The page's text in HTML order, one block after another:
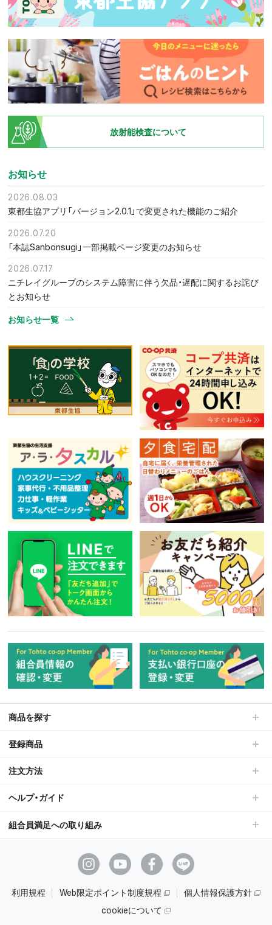
放射能検査について
お知らせ
2026.08.03
東都生協アプリ「バージョン2.0.1」で変更された機能のご紹介
2026.07.20
「本誌Sanbonsugi」一部掲載ページ変更のお知らせ
2026.07.17
ニチレイグループのシステム障害に伴う欠品・遅配に関するお詫び
とお知らせ
お知らせ一覧
商品を探す
登録商品
注文方法
ヘルプ・ガイド
組合員満足への取り組み
利用規程 Web限定ポイント制度規程
個人情報保護方針
cookieについて